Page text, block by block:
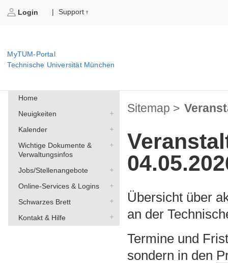
Login | Support
MyTUM-Portal
Technische Universität München
Home
Neuigkeiten
Kalender
Wichtige Dokumente &
Verwaltungsinfos
Jobs/Stellenangebote
Online-Services & Logins
Schwarzes Brett
Kontakt & Hilfe
Sitemap >
Übersicht über
an der
Termine und
sondern in den